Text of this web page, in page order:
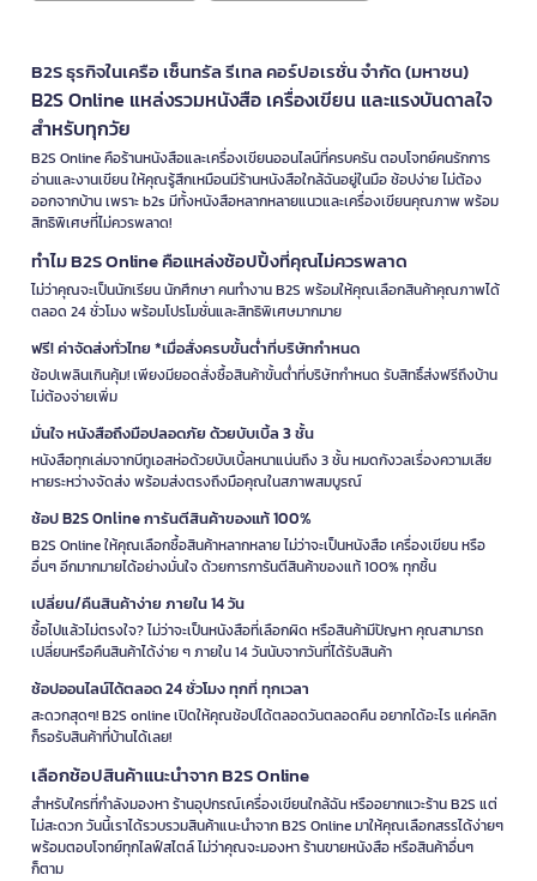
B2S ธุรกิจในเครือ เซ็นทรัล รีเทล คอร์ปอเรชั่น จำกัด (มหาชน)
B2S Online แหล่งรวมหนังสือ เครื่องเขียน และแรงบันดาลใจ
สำหรับทุกวัย
B2S Online คือร้านหนังสือและเครื่องเขียนออนไลน์ที่ครบครัน ตอบโจทย์คนรักการ
อ่านและงานเขียน ให้คุณรู้สึกเหมือนมีร้านหนังสือใกล้ฉันอยู่ในมือ ช้อปง่าย ไม่ต้อง
ออกจากบ้าน เพราะ b2s มีทั้งหนังสือหลากหลายแนวและเครื่องเขียนคุณภาพ พร้อม
สิทธิพิเศษที่ไม่ควรพลาด!
ทำไม B2S Online คือแหล่งช้อปปิ้งที่คุณไม่ควรพลาด
ไม่ว่าคุณจะเป็นนักเรียน นักศึกษา คนทำงาน B2S พร้อมให้คุณเลือกสินค้าคุณภาพได้
ตลอด 24 ชั่วโมง พร้อมโปรโมชั่นและสิทธิพิเศษมากมาย
ฟรี! ค่าจัดส่งทั่วไทย *เมื่อสั่งครบขั้นต่ำที่บริษัทกำหนด
ช้อปเพลินเกินคุ้ม! เพียงมียอดสั่งซื้อสินค้าขั้นต่ำที่บริษัทกำหนด รับสิทธิ์ส่งฟรีถึงบ้าน
ไม่ต้องจ่ายเพิ่ม
มั่นใจ หนังสือถึงมือปลอดภัย ด้วยบับเบิ้ล 3 ชั้น
หนังสือทุกเล่มจากบีทูเอสห่อด้วยบับเบิ้ลหนาแน่นถึง 3 ชั้น หมดกังวลเรื่องความเสีย
หายระหว่างจัดส่ง พร้อมส่งตรงถึงมือคุณในสภาพสมบูรณ์
ช้อป B2S Online การันตีสินค้าของแท้ 100%
B2S Online ให้คุณเลือกซื้อสินค้าหลากหลาย ไม่ว่าจะเป็นหนังสือ เครื่องเขียน หรือ
อื่นๆ อีกมากมายได้อย่างมั่นใจ ด้วยการการันตีสินค้าของแท้ 100% ทุกชิ้น
เปลี่ยน/คืนสินค้าง่าย ภายใน 14 วัน
ซื้อไปแล้วไม่ตรงใจ? ไม่ว่าจะเป็นหนังสือที่เลือกผิด หรือสินค้ามีปัญหา คุณสามารถ
เปลี่ยนหรือคืนสินค้าได้ง่าย ๆ ภายใน 14 วันนับจากวันที่ได้รับสินค้า
ช้อปออนไลน์ได้ตลอด 24 ชั่วโมง ทุกที่ ทุกเวลา
สะดวกสุดๆ! B2S online เปิดให้คุณช้อปได้ตลอดวันตลอดคืน อยากได้อะไร แค่คลิก
ก็รอรับสินค้าที่บ้านได้เลย!
เลือกช้อปสินค้าแนะนำจาก B2S Online
สำหรับใครที่กำลังมองหา ร้านอุปกรณ์เครื่องเขียนใกล้ฉัน หรืออยากแวะร้าน B2S แต่
ไม่สะดวก วันนี้เราได้รวบรวมสินค้าแนะนำจาก B2S Online มาให้คุณเลือกสรรได้ง่ายๆ
พร้อมตอบโจทย์ทุกไลฟ์สไตล์ ไม่ว่าคุณจะมองหา ร้านขายหนังสือ หรือสินค้าอื่นๆ
ก็ตาม